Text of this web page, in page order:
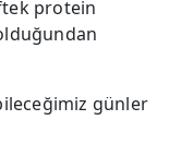
protein
günler